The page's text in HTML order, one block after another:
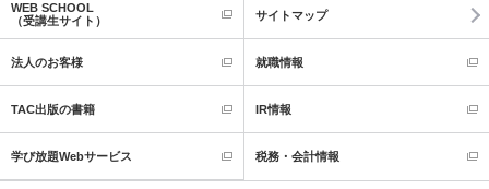
WEB SCHOOL
（受講生サイト）
サイトマップ
法人のお客様 就職情報
TAC出版の書籍 IR情報
学び放題Webサービス 税務・会計情報